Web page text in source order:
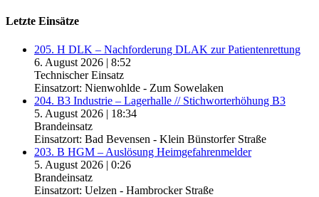
Letzte Einsätze
205. H DLK – Nachforderung DLAK zur Patientenrettung
6. August 2026 | 8:52
Technischer Einsatz
Einsatzort: Nienwohlde - Zum Sowelaken
204. B3 Industrie – Lagerhalle // Stichworterhöhung B3
5. August 2026 | 18:34
Brandeinsatz
Einsatzort: Bad Bevensen - Klein Bünstorfer Straße
203. B HGM – Auslösung Heimgefahrenmelder
5. August 2026 | 0:26
Brandeinsatz
Einsatzort: Uelzen - Hambrocker Straße